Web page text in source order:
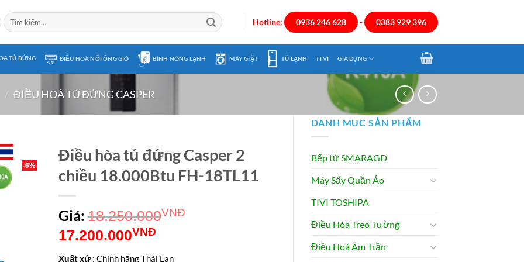
Tìm
kiếm:
Hotline: 0936 246 628 - 0383 929 396
TỦ ĐỨNG ĐIỀU HOÀ NỐI ỐNG GIÓ BÌNH NÓNG LẠNH MÁY GIẶT TỦ LẠNH TI VI GIA DỤNG
/ ĐIỀU HOÀ TỦ ĐỨNG CASPER
DANH MUC SẢN PHẨM
Bếp từ SMARAGD
Máy Sấy Quần Áo
TIVI TOSHIPA
Điều Hòa Treo Tường
Điều Hoà Âm Trần
-6%
Điều hòa tủ đứng Casper 2
chiều 18.000Btu FH-18TL11
Giá: 18.250.000VNĐ
Giá
gốc
17.200.000VNĐGiá
hiện
Xuất xứ: Chính hãng Thái Lan